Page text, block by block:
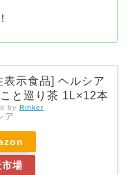
表示食品] ヘルシア
と巡り茶 1L×12本
by Rinker
ア
市場